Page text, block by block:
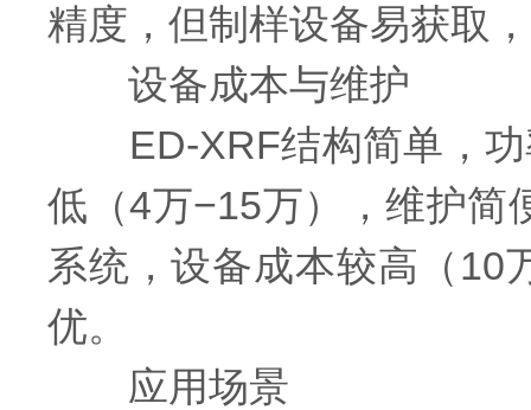
精度，但制样设备易获取
设备成本与维护
ED-XRF结构简单，功
低（4万−15万），维护简
系统，设备成本较高（10
优。
应用场景